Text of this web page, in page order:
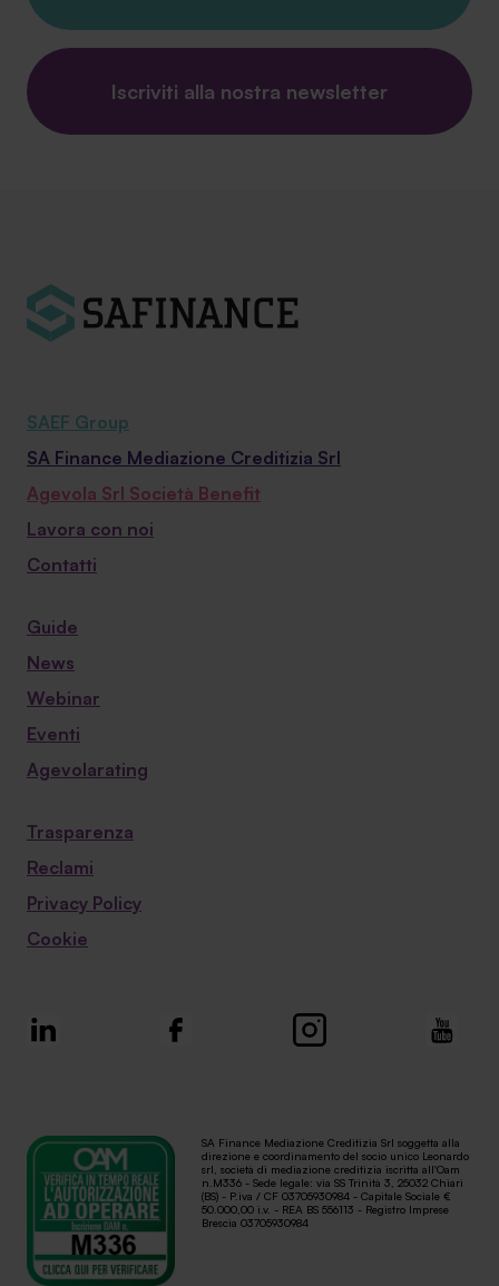
Iscriviti alla nostra newsletter
SAEF Group
SA Finance Mediazione Creditizia Srl
Agevola Srl Società Benefit
Lavora con noi
Contatti
Guide
News
Webinar
Eventi
Agevolarating
Trasparenza
Reclami
Privacy Policy
Cookie
SA Finance Mediazione Creditizia Srl soggetta alla
direzione e coordinamento del socio unico Leonardo
srl, società di mediazione creditizia iscritta all'Oam
n.M336 - Sede legale: via SS Trinità 3, 25032 Chiari
(BS) - P.iva / CF 03705930984 - Capitale Sociale €
50.000,00 i.v. - REA BS 556113 - Registro Imprese
Brescia 03705930984